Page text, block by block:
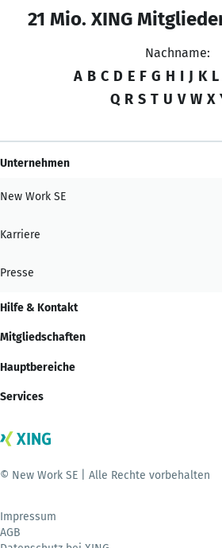
21 Mio. XING
Nachname:
A B C D E F G H I J K L
Q R S T U V W X
Unternehmen
New Work SE
Karriere
Presse
Hilfe & Kontakt
Mitgliedschaften
Hauptbereiche
Services
© New Work SE | Alle Rechte vorbehalten
Impressum
AGB